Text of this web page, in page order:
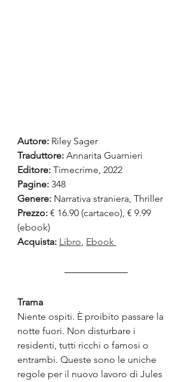
Autore: Riley Sager
Traduttore: Annarita Guarnieri
Editore: Timecrime, 2022
Pagine: 348
Genere: Narrativa straniera, Thriller
Prezzo: € 16.90 (cartaceo), € 9.99
(ebook)
Acquista: Libro, Ebook
Trama
Niente ospiti. È proibito passare la
notte fuori. Non disturbare i
residenti, tutti ricchi o famosi o
entrambi. Queste sono le uniche
regole per il nuovo lavoro di Jules